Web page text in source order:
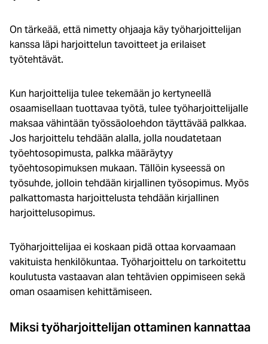
On tärkeää, että nimetty ohjaaja käy työharjoittelijan
kanssa läpi harjoittelun tavoitteet ja erilaiset
työtehtävät.
Kun harjoittelija tulee tekemään jo kertyneellä
osaamisellaan tuottavaa työtä, tulee työharjoittelijalle
maksaa vähintään työssäoloehdon täyttävää palkkaa.
Jos harjoittelu tehdään alalla, jolla noudatetaan
työehtosopimusta, palkka määräytyy
työehtosopimuksen mukaan. Tällöin kyseessä on
työsuhde, jolloin tehdään kirjallinen työsopimus. Myös
palkattomasta harjoittelusta tehdään kirjallinen
harjoittelusopimus.
Työharjoittelijaa ei koskaan pidä ottaa korvaamaan
vakituista henkilökuntaa. Työharjoittelu on tarkoitettu
koulutusta vastaavan alan tehtävien oppimiseen sekä
oman osaamisen kehittämiseen.
Miksi työharjoittelijan ottaminen kannattaa